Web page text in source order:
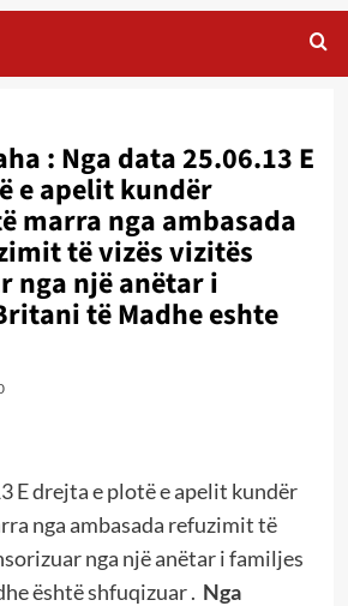
: Nga data 25.06.13 E
e apelit kundër
marra nga ambasada
të vizës vizitës
nga një anëtar i
të Madhe eshte
E drejta e plotë e apelit kundër
nga ambasada refuzimit të
nga një anëtar i familjes
është shfuqizuar . Nga